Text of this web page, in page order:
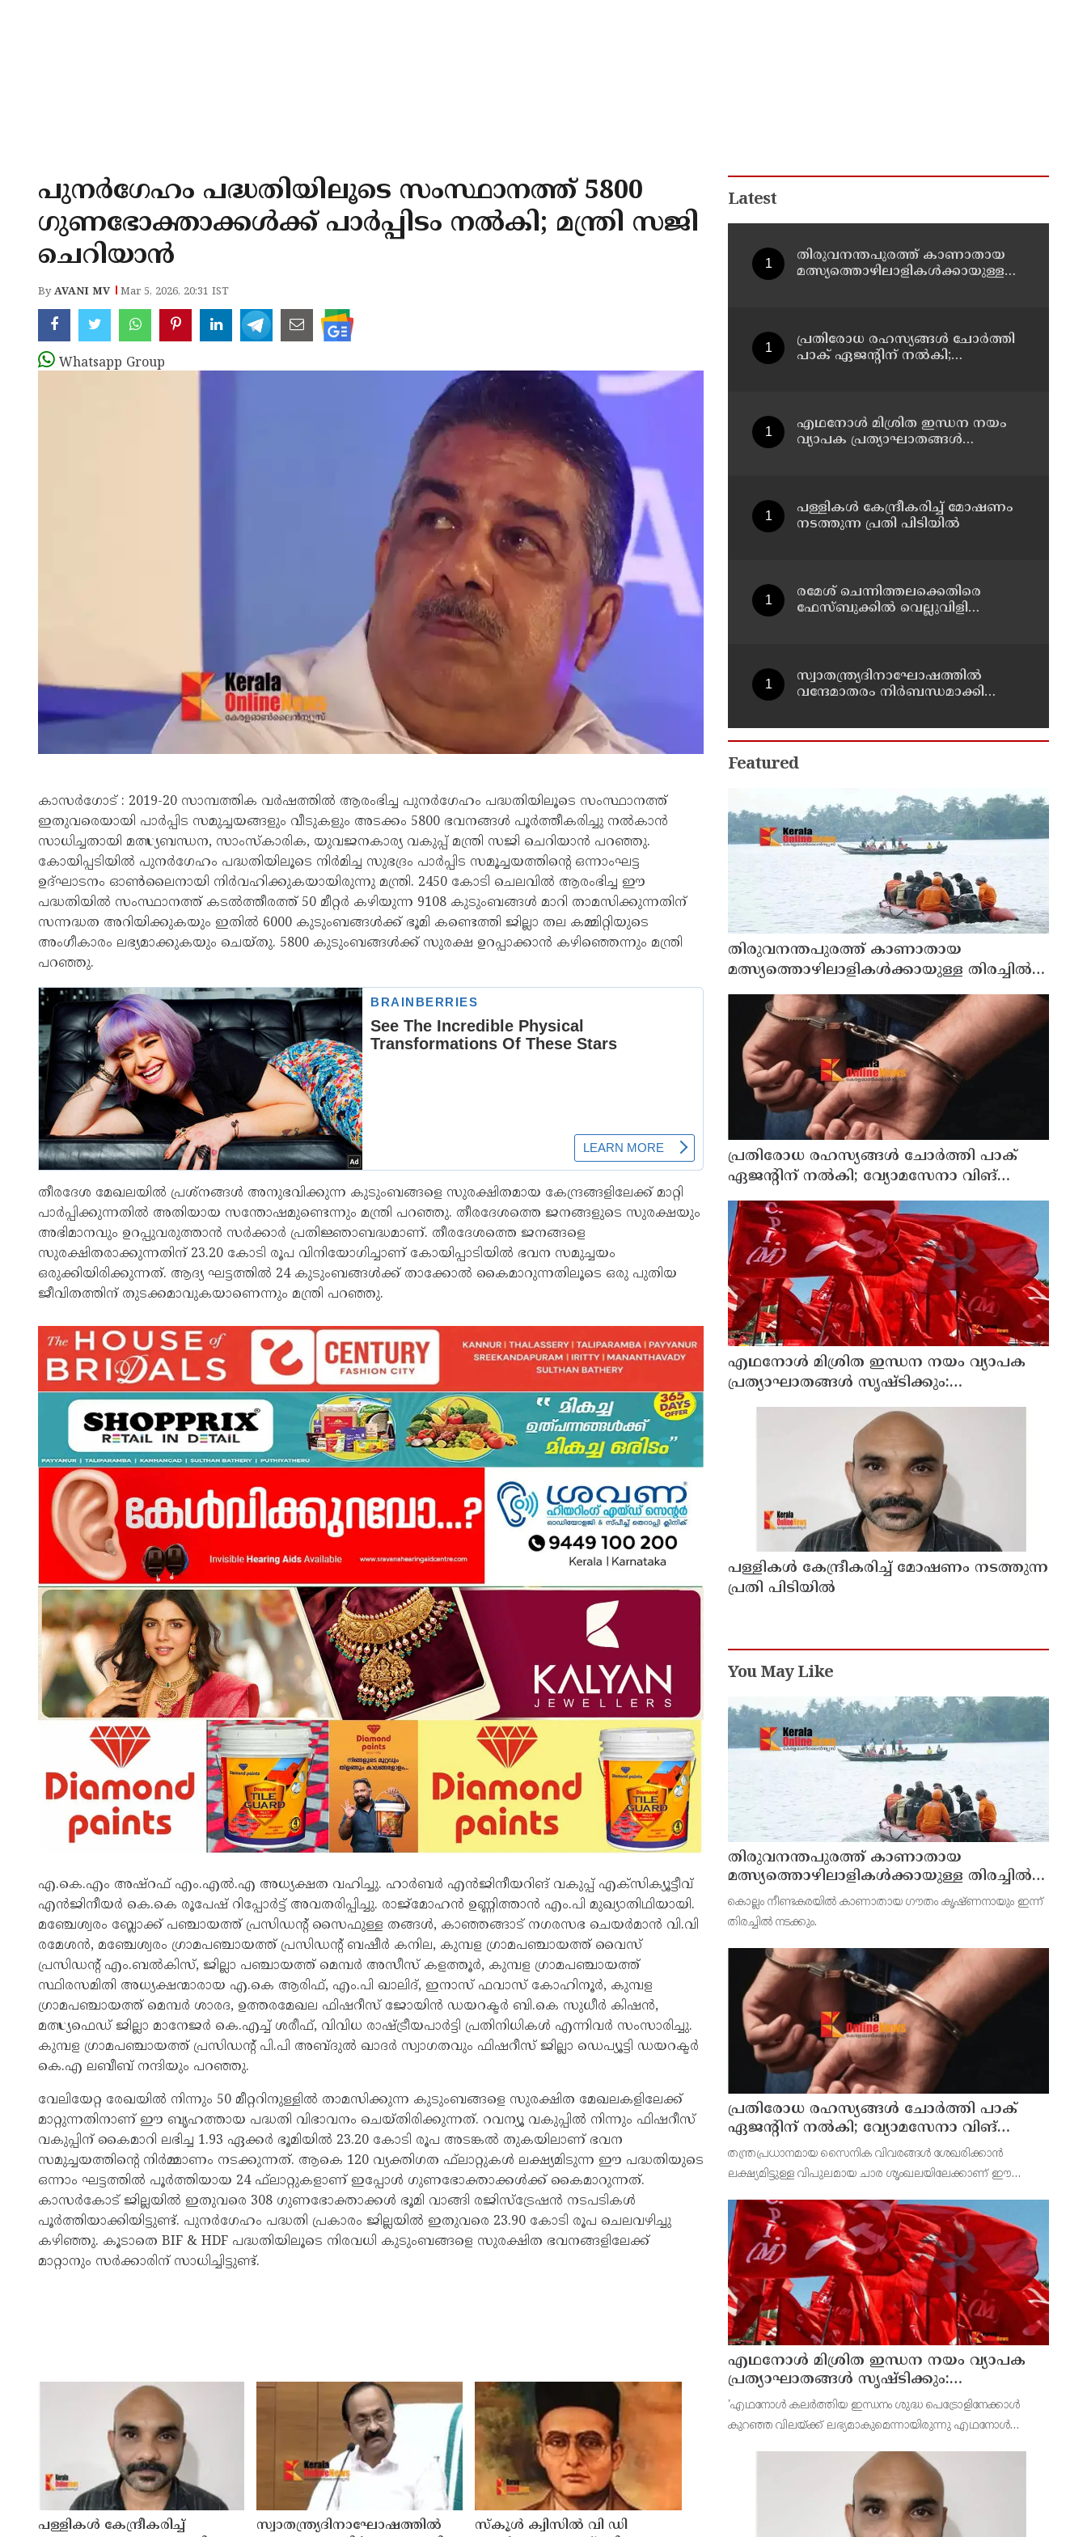
പുനർഗേഹം പദ്ധതിയിലൂടെ സംസ്ഥാനത്ത് 5800
ഗുണഭോക്താക്കൾക്ക് പാർപ്പിടം നൽകി; മന്ത്രി സജി
ചെറിയാൻ
ByAVANI MV Mar 5, 2026, 20:31 IST
Whatsapp Group
കാസർ​ഗോട് : 2019-20 സാമ്പത്തിക വർഷത്തിൽ ആരംഭിച്ച പുനർഗേഹം പദ്ധതിയിലൂടെ സംസ്ഥാനത്ത്
ഇതുവരെയായി പാർപ്പിട സമുച്ചയങ്ങളും വീടുകളും അടക്കം 5800 ഭവനങ്ങൾ പൂർത്തീകരിച്ചു നൽകാൻ
സാധിച്ചതായി മത്സ്യബന്ധന, സാംസ്‌കാരിക, യുവജനകാര്യ വകുപ്പ് മന്ത്രി സജി ചെറിയാൻ പറഞ്ഞു.
കോയിപ്പടിയിൽ പുനർഗേഹം പദ്ധതിയിലൂടെ നിർമിച്ച സുഭദ്രം പാർപ്പിട സമൂച്ചയത്തിന്റെ ഒന്നാംഘട്ട
ഉദ്ഘാടനം ഓൺലൈനായി നിർവഹിക്കുകയായിരുന്നു മന്ത്രി. 2450 കോടി ചെലവിൽ ആരംഭിച്ച ഈ
പദ്ധതിയിൽ സംസ്ഥാനത്ത് കടൽത്തീരത്ത് 50 മീറ്റർ കഴിയുന്ന 9108 കുടുംബങ്ങൾ മാറി താമസിക്കുന്നതിന്
സന്നദ്ധത അറിയിക്കുകയും ഇതിൽ 6000 കുടുംബങ്ങൾക്ക് ഭൂമി കണ്ടെത്തി ജില്ലാ തല കമ്മിറ്റിയുടെ
അംഗീകാരം ലഭ്യമാക്കുകയും ചെയ്തു. 5800 കുടുംബങ്ങൾക്ക് സുരക്ഷ ഉറപ്പാക്കാൻ കഴിഞ്ഞെന്നും മന്ത്രി
പറഞ്ഞു.
തീരദേശ മേഖലയിൽ പ്രശ്‌നങ്ങൾ അനുഭവിക്കുന്ന കുടുംബങ്ങളെ സുരക്ഷിതമായ കേന്ദ്രങ്ങളിലേക്ക് മാറ്റി
പാർപ്പിക്കുന്നതിൽ അതിയായ സന്തോഷമുണ്ടെന്നും മന്ത്രി പറഞ്ഞു. തീരദേശത്തെ ജനങ്ങളുടെ സുരക്ഷയും
അഭിമാനവും ഉറപ്പുവരുത്താൻ സർക്കാർ പ്രതിജ്ഞാബദ്ധമാണ്. തീരദേശത്തെ ജനങ്ങളെ
സുരക്ഷിതരാക്കുന്നതിന് 23.20 കോടി രൂപ വിനിയോഗിച്ചാണ് കോയിപ്പാടിയിൽ ഭവന സമുച്ചയം
ഒരുക്കിയിരിക്കുന്നത്. ആദ്യ ഘട്ടത്തിൽ 24 കുടുംബങ്ങൾക്ക് താക്കോൽ കൈമാറുന്നതിലൂടെ ഒരു പുതിയ
ജീവിതത്തിന് തുടക്കമാവുകയാണെന്നും മന്ത്രി പറഞ്ഞു.
എ.കെ.എം അഷ്‌റഫ് എം.എൽ.എ അധ്യക്ഷത വഹിച്ചു. ഹാർബർ എൻജിനീയറിങ് വകുപ്പ് എക്‌സിക്യൂട്ടീവ്
എൻജിനീയർ കെ.കെ രൂപേഷ് റിപ്പോർട്ട് അവതരിപ്പിച്ചു. രാജ്‌മോഹൻ ഉണ്ണിത്താൻ എം.പി മുഖ്യാതിഥിയായി.
മഞ്ചേശ്വരം ബ്ലോക്ക് പഞ്ചായത്ത് പ്രസിഡന്റ് സൈഫുള്ള തങ്ങൾ, കാഞ്ഞങ്ങാട് നഗരസഭ ചെയർമാൻ വി.വി
രമേശൻ, മഞ്ചേശ്വരം ഗ്രാമപഞ്ചായത്ത് പ്രസിഡന്റ് ബഷീർ കനില, കുമ്പള ഗ്രാമപഞ്ചായത്ത് വൈസ്
പ്രസിഡന്റ് എം.ബൽകിസ്, ജില്ലാ പഞ്ചായത്ത് മെമ്പർ അസീസ് കളത്തൂർ, കുമ്പള ഗ്രാമപഞ്ചായത്ത്
സ്ഥിരസമിതി അധ്യക്ഷന്മാരായ എ.കെ ആരിഫ്, എം.പി ഖാലിദ്, ഇനാസ് ഫവാസ് കോഹിനൂർ, കുമ്പള
ഗ്രാമപഞ്ചായത്ത് മെമ്പർ ശാരദ, ഉത്തരമേഖല ഫിഷറീസ് ജോയിൻ ഡയറക്ടർ ബി.കെ സുധീർ കിഷൻ,
മത്സ്യഫെഡ് ജില്ലാ മാനേജർ കെ.എച്ച് ശരീഫ്, വിവിധ രാഷ്ട്രീയപാർട്ടി പ്രതിനിധികൾ എന്നിവർ സംസാരിച്ചു.
കുമ്പള ഗ്രാമപഞ്ചായത്ത് പ്രസിഡന്റ് പി.പി അബ്ദുൽ ഖാദർ സ്വാഗതവും ഫിഷറീസ് ജില്ലാ ഡെപ്യൂട്ടി ഡയറക്ടർ
കെ.എ ലബീബ് നന്ദിയും പറഞ്ഞു.
വേലിയേറ്റ രേഖയിൽ നിന്നും 50 മീറ്ററിനുള്ളിൽ താമസിക്കുന്ന കുടുംബങ്ങളെ സുരക്ഷിത മേഖലകളിലേക്ക്
മാറ്റുന്നതിനാണ് ഈ ബൃഹത്തായ പദ്ധതി വിഭാവനം ചെയ്തിരിക്കുന്നത്. റവന്യൂ വകുപ്പിൽ നിന്നും ഫിഷറീസ്
വകുപ്പിന് കൈമാറി ലഭിച്ച 1.93 ഏക്കർ ഭൂമിയിൽ 23.20 കോടി രൂപ അടങ്കൽ തുകയിലാണ് ഭവന
സമുച്ചയത്തിന്റെ നിർമ്മാണം നടക്കുന്നത്. ആകെ 120 വ്യക്തിഗത ഫ്‌ലാറ്റുകൾ ലക്ഷ്യമിടുന്ന ഈ പദ്ധതിയുടെ
ഒന്നാം ഘട്ടത്തിൽ പൂർത്തിയായ 24 ഫ്‌ലാറ്റുകളാണ് ഇപ്പോൾ ഗുണഭോക്താക്കൾക്ക് കൈമാറുന്നത്.
കാസർകോട് ജില്ലയിൽ ഇതുവരെ 308 ഗുണഭോക്താക്കൾ ഭൂമി വാങ്ങി രജിസ്‌ട്രേഷൻ നടപടികൾ
പൂർത്തിയാക്കിയിട്ടുണ്ട്. പുനർഗേഹം പദ്ധതി പ്രകാരം ജില്ലയിൽ ഇതുവരെ 23.90 കോടി രൂപ ചെലവഴിച്ചു
കഴിഞ്ഞു. കൂടാതെ BIF & HDF പദ്ധതിയിലൂടെ നിരവധി കുടുംബങ്ങളെ സുരക്ഷിത ഭവനങ്ങളിലേക്ക്
മാറ്റാനും സർക്കാരിന് സാധിച്ചിട്ടുണ്ട്.
പള്ളികള്‍ കേന്ദ്രീകരിച്ച്
സ്വാതന്ത്ര്യദിനാഘോഷത്തില്‍
സ്‌കൂള്‍ ക്വിസില്‍ വി ഡി
Latest
തിരുവനന്തപുരത്ത് കാണാതായ
മത്സ്യത്തൊഴിലാളികള്‍ക്കായുള്ള
പ്രതിരോധ രഹസ്യങ്ങള്‍ ചോര്‍ത്തി
പാക് ഏജന്റിന് നല്‍കി;
എഥനോള്‍ മിശ്രിത ഇന്ധന നയം
വ്യാപക പ്രത്യാഘാതങ്ങള്‍
പള്ളികള്‍ കേന്ദ്രീകരിച്ച് മോഷണം
നടത്തുന്ന പ്രതി പിടിയില്‍
രമേശ് ചെന്നിത്തലക്കെതിരെ
ഫേസ്ബുക്കില്‍ വെല്ലുവിളി
സ്വാതന്ത്ര്യദിനാഘോഷത്തില്‍
വന്ദേമാതരം നിര്‍ബന്ധമാക്കി
Featured
തിരുവനന്തപുരത്ത് കാണാതായ
മത്സ്യത്തൊഴിലാളികള്‍ക്കായുള്ള തിരച്ചില്‍
പുലര്‍ച്ചെ തുടങ്ങി
പ്രതിരോധ രഹസ്യങ്ങള്‍ ചോര്‍ത്തി പാക്
ഏജന്റിന് നല്‍കി; വ്യോമസേനാ വിങ്
കമാന്‍ഡര്‍ അറസ്റ്റില്‍
എഥനോള്‍ മിശ്രിത ഇന്ധന നയം വ്യാപക
പ്രത്യാഘാതങ്ങള്‍ സൃഷ്ടിക്കും:
പിന്‍വലിച്ചില്ലെങ്കില്‍ ജനകീയ
പ്രതിഷേധമെന്ന് സിപിഐഎം
പള്ളികള്‍ കേന്ദ്രീകരിച്ച് മോഷണം നടത്തുന്ന
പ്രതി പിടിയില്‍
You May Like
തിരുവനന്തപുരത്ത് കാണാതായ
മത്സ്യത്തൊഴിലാളികള്‍ക്കായുള്ള തിരച്ചില്‍
പുലര്‍ച്ചെ തുടങ്ങി
കൊല്ലം നീണ്ടകരയില്‍ കാണാതായ ഗൗതം കൃഷ്ണനായും ഇന്ന്
തിരച്ചില്‍ നടക്കും.
പ്രതിരോധ രഹസ്യങ്ങള്‍ ചോര്‍ത്തി പാക്
ഏജന്റിന് നല്‍കി; വ്യോമസേനാ വിങ്
കമാന്‍ഡര്‍ അറസ്റ്റില്‍
തന്ത്രപ്രധാനമായ സൈനിക വിവരങ്ങള്‍ ശേഖരിക്കാന്‍
ലക്ഷ്യമിട്ടുള്ള വിപുലമായ ചാര ശൃംഖലയിലേക്കാണ് ഈ
വൃത്തങ്ങള്‍ പറഞ്ഞു.
എഥനോള്‍ മിശ്രിത ഇന്ധന നയം വ്യാപക
പ്രത്യാഘാതങ്ങള്‍ സൃഷ്ടിക്കും:
പിന്‍വലിച്ചില്ലെങ്കില്‍ ജനകീയ
പ്രതിഷേധമെന്ന് സിപിഐഎം
'എഥനോള്‍ കലര്‍ത്തിയ ഇന്ധനം ശുദ്ധ പെട്രോളിനേക്കാള്‍
കുറഞ്ഞ വിലയ്ക്ക് ലഭ്യമാകുമെന്നായിരുന്നു എഥനോള്‍